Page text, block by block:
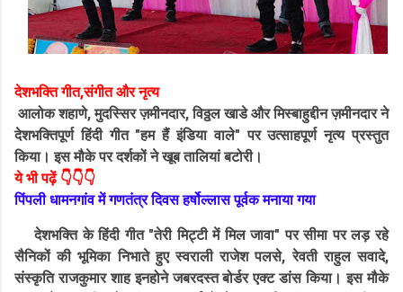
देशभक्ति गीत,संगीत और नृत्य
आलोक शहाणे, मुदस्सिर ज़मीनदार, विठ्ठल खाडे और मिस्बाहुद्दीन ज़मीनदार ने
देशभक्तिपूर्ण हिंदी गीत "हम हैं इंडिया वाले" पर उत्साहपूर्ण नृत्य प्रस्तुत
किया। इस मौके पर दर्शकों ने खूब तालियां बटोरी।
ये भी पढ़ें 👇👇👇
पिंपली धामनगांव में गणतंत्र दिवस हर्षोल्लास पूर्वक मनाया गया
देशभक्ति के हिंदी गीत "तेरी मिट्टी में मिल जावा" पर सीमा पर लड़ रहे
सैनिकों की भूमिका निभाते हुए स्वराली राजेश पलसे, रेवती राहुल सवादे,
संस्कृति राजकुमार शाह इनहोने जबरदस्त बोर्डर एक्ट डांस किया। इस मौके